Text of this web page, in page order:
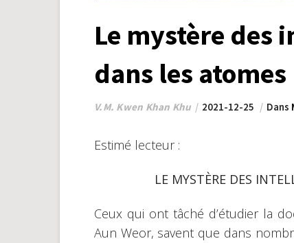
Le mystère des
dans les atomes
V.M. Kwen Khan Khu 2021-12-25 Dans
Estimé lecteur :
LE MYSTÈRE DES
Ceux qui ont tâché d’étudier la
Aun Weor, savent que dans